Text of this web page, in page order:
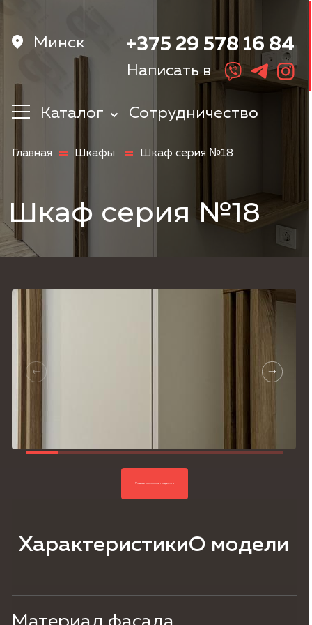
Минск
Каталог
Корпусная
Мебель в
прихожую
Шкафы
Детская мебель
Сотрудничество
+375 29 578 16 84
Написать в
Главная Шкафы Шкаф серия №18
Шкаф серия №18
Узнать стоимость под ключ
ХарактеристикиО модели